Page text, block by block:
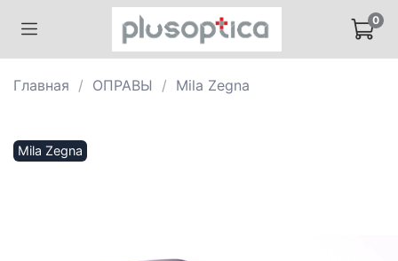
0
Главная ОПРАВЫ Mila Zegna
Mila Zegna